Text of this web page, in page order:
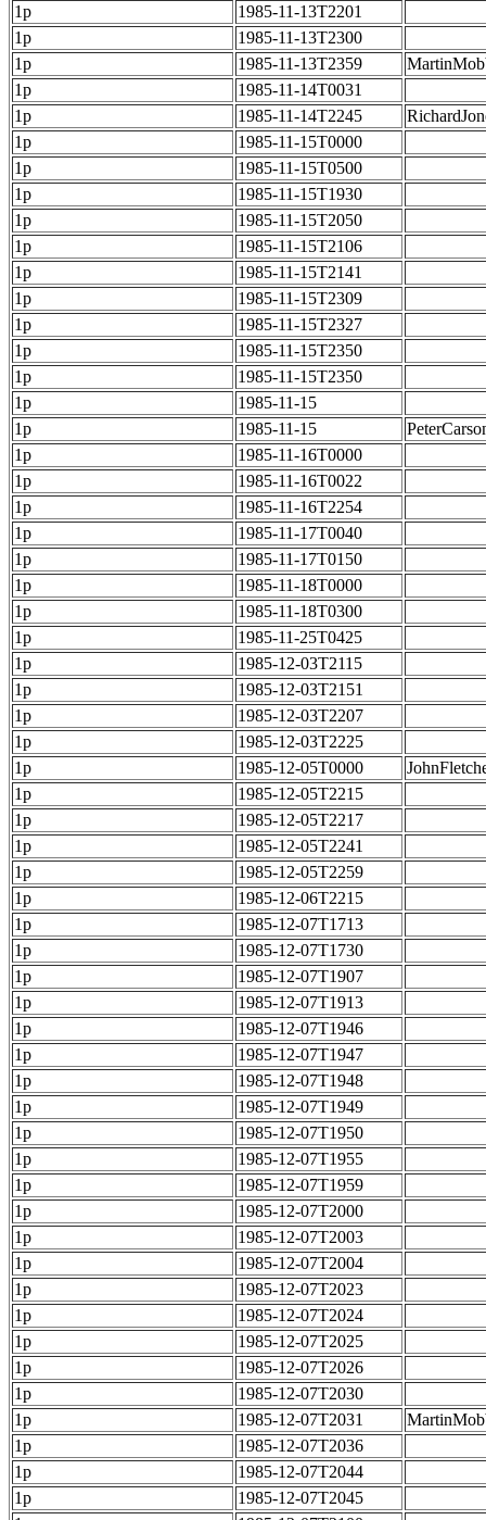
1p
1985-11-13T2201
1p
1985-11-13T2300
1p
1985-11-13T2359
1p
1985-11-14T0031
1p
1985-11-14T2245
1p
1985-11-15T0000
1p
1985-11-15T0500
1p
1985-11-15T1930
1p
1985-11-15T2050
1p
1985-11-15T2106
1p
1985-11-15T2141
1p
1985-11-15T2309
1p
1985-11-15T2327
1p
1985-11-15T2350
1p
1985-11-15T2350
1p
1985-11-15
1p
1985-11-15
1p
1985-11-16T0000
1p
1985-11-16T0022
1p
1985-11-16T2254
1p
1985-11-17T0040
1p
1985-11-17T0150
1p
1985-11-18T0000
1p
1985-11-18T0300
1p
1985-11-25T0425
1p
1985-12-03T2115
1p
1985-12-03T2151
1p
1985-12-03T2207
1p
1985-12-03T2225
1p
1985-12-05T0000
1p
1985-12-05T2215
1p
1985-12-05T2217
1p
1985-12-05T2241
1p
1985-12-05T2259
1p
1985-12-06T2215
1p
1985-12-07T1713
1p
1985-12-07T1730
1p
1985-12-07T1907
1p
1985-12-07T1913
1p
1985-12-07T1946
1p
1985-12-07T1947
1p
1985-12-07T1948
1p
1985-12-07T1949
1p
1985-12-07T1950
1p
1985-12-07T1955
1p
1985-12-07T1959
1p
1985-12-07T2000
1p
1985-12-07T2003
1p
1985-12-07T2004
1p
1985-12-07T2023
1p
1985-12-07T2024
1p
1985-12-07T2025
1p
1985-12-07T2026
1p
1985-12-07T2030
1p
1985-12-07T2031
1p
1985-12-07T2036
1p
1985-12-07T2044
1p
1985-12-07T2045